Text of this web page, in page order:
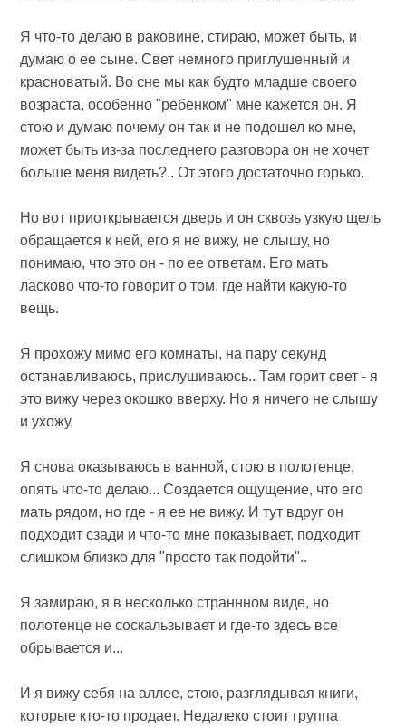
Я что-то делаю в раковине, стираю, может быть, и
думаю о ее сыне. Свет немного приглушенный и
красноватый. Во сне мы как будто младше своего
возраста, особенно "ребенком" мне кажется он. Я
стою и думаю почему он так и не подошел ко мне,
может быть из-за последнего разговора он не хочет
больше меня видеть?.. От этого достаточно горько.
Но вот приоткрывается дверь и он сквозь узкую щель
обращается к ней, его я не вижу, не слышу, но
понимаю, что это он - по ее ответам. Его мать
ласково что-то говорит о том, где найти какую-то
вещь.
Я прохожу мимо его комнаты, на пару секунд
останавливаюсь, прислушиваюсь.. Там горит свет - я
это вижу через окошко вверху. Но я ничего не слышу
и ухожу.
Я снова оказываюсь в ванной, стою в полотенце,
опять что-то делаю... Создается ощущение, что его
мать рядом, но где - я ее не вижу. И тут вдруг он
подходит сзади и что-то мне показывает, подходит
слишком близко для "просто так подойти"..
Я замираю, я в несколько страннном виде, но
полотенце не соскальзывает и где-то здесь все
обрывается и...
И я вижу себя на аллее, стою, разглядывая книги,
которые кто-то продает. Недалеко стоит группа